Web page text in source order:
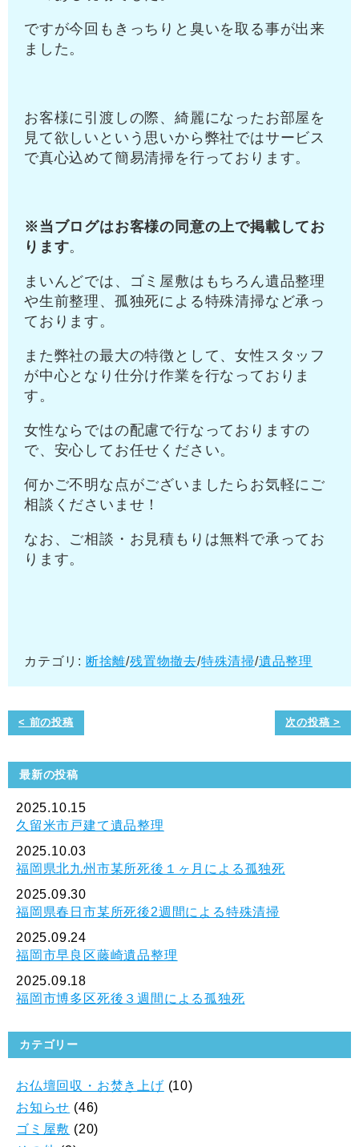
ですが今回もきっちりと臭いを取る事が出来
ました。
お客様に引渡しの際、綺麗になったお部屋を
見て欲しいという思いから弊社ではサービス
で真心込めて簡易清掃を行っております。
※当ブログはお客様の同意の上で掲載してお
ります。
まいんどでは、ゴミ屋敷はもちろん遺品整理
や生前整理、孤独死による特殊清掃など承っ
ております。
また弊社の最大の特徴として、女性スタッフ
が中心となり仕分け作業を行なっておりま
す。
女性ならではの配慮で行なっておりますの
で、安心してお任せください。
何かご不明な点がございましたらお気軽にご
相談くださいませ！
なお、ご相談・お見積もりは無料で承ってお
ります。
カテゴリ: 断捨離/残置物撤去/特殊清掃/遺品整理
< 前の投稿 次の投稿 >
最新の投稿
2025.10.15
久留米市戸建て遺品整理
2025.10.03
福岡県北九州市某所死後１ヶ月による孤独死
2025.09.30
福岡県春日市某所死後2週間による特殊清掃
2025.09.24
福岡市早良区藤崎遺品整理
2025.09.18
福岡市博多区死後３週間による孤独死
カテゴリー
お仏壇回収・お焚き上げ (10)
お知らせ (46)
ゴミ屋敷 (20)